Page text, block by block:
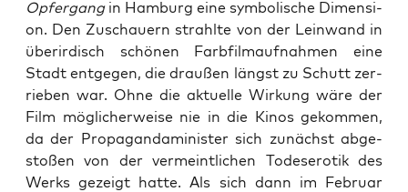
Opfer­gang in Ham­burg eine sym­bo­li­sche Dimen­si­
on. Den Zuschau­ern strahl­te von der Lein­wand in
über­ir­disch schö­nen Farb­film­auf­nah­men eine
Stadt ent­ge­gen, die drau­ßen längst zu Schutt zer­
rie­ben war. Ohne die aktu­el­le Wir­kung wäre der
Film mög­li­cher­wei­se nie in die Kinos gekom­men,
da der Pro­pa­gan­da­mi­nis­ter sich zunächst abge­
sto­ßen von der ver­meint­li­chen Todes­ero­tik des
Werks gezeigt hat­te. Als sich dann im Febru­ar